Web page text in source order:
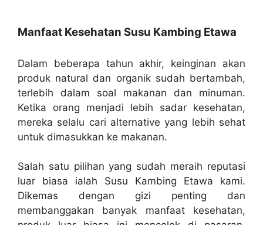
Manfaat Kesehatan Susu Kambing Etawa
Dalam beberapa tahun akhir, keinginan akan
produk natural dan organik sudah bertambah,
terlebih dalam soal makanan dan minuman.
Ketika orang menjadi lebih sadar kesehatan,
mereka selalu cari alternative yang lebih sehat
untuk dimasukkan ke makanan.
Salah satu pilihan yang sudah meraih reputasi
luar biasa ialah Susu Kambing Etawa kami.
Dikemas dengan gizi penting dan
membanggakan banyak manfaat kesehatan,